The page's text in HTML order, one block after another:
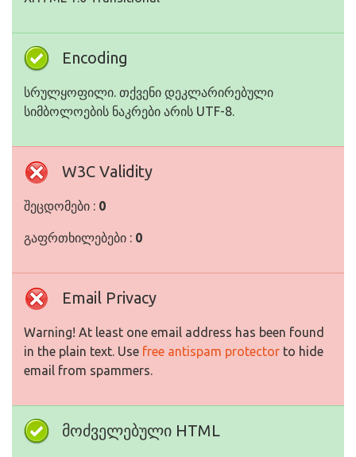
Encoding
სრულყოფილი. თქვენი დეკლარირებული
სიმბოლოების ნაკრები არის UTF-8.
W3C Validity
შეცდომები : 0
გაფრთხილებები : 0
Email Privacy
Warning! At least one email address has been found
in the plain text. Use free antispam protector to hide
email from spammers.
მოძველებული HTML